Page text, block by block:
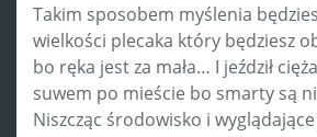
Takim sposobem myślenia
wielkości plecaka który będziesz
bo ręka jest za mała… I jeździł
suwem po mieście bo smarty są
Niszcząc środowisko i